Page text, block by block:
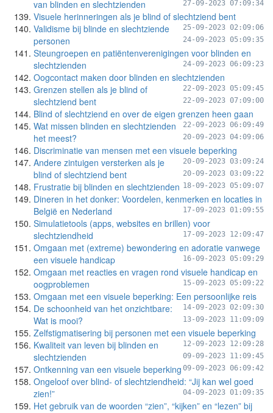
van blinden en slechtzienden
27-09-2023 07:09:34
Visuele herinneringen als je blind of slechtziend bent
25-09-2023 02:09:06
Validisme bij blinde en slechtziende
personen
24-09-2023 05:09:35
Steungroepen en patiëntenverenigingen voor blinden en
slechtzienden
24-09-2023 06:09:23
Oogcontact maken door blinden en slechtzienden
22-09-2023 05:09:45
Grenzen stellen als je blind of
slechtziend bent
22-09-2023 07:09:00
Blind of slechtziend en over de eigen grenzen heen gaan
22-09-2023 06:09:49
Wat missen blinden en slechtzienden
het meest?
20-09-2023 04:09:06
Discriminatie van mensen met een visuele beperking
20-09-2023 03:09:24
Andere zintuigen versterken als je
blind of slechtziend bent
20-09-2023 03:09:22
Frustratie bij blinden en slechtzienden 18-09-2023 05:09:07
Dineren in het donker: Voordelen, kenmerken en locaties in
België en Nederland
17-09-2023 01:09:55
Simulatietools (apps, websites en brillen) voor
slechtziendheid
17-09-2023 12:09:47
Omgaan met (extreme) bewondering en adoratie vanwege
een visuele handicap
16-09-2023 05:09:29
Omgaan met reacties en vragen rond visuele handicap en
oogproblemen
15-09-2023 05:09:22
Omgaan met een visuele beperking: Een persoonlijke reis
14-09-2023 02:09:30
De schoonheid van het onzichtbare:
Wat is mooi?
13-09-2023 11:09:09
Zelfstigmatisering bij personen met een visuele beperking
12-09-2023 12:09:28
Kwaliteit van leven bij blinden en
slechtzienden
09-09-2023 11:09:45
Ontkenning van een visuele beperking 09-09-2023 06:09:42
Ongeloof over blind- of slechtziendheid: “Jij kan wel goed
zien!”
04-09-2023 01:09:35
Het gebruik van de woorden “zien”, “kijken” en “lezen” bij